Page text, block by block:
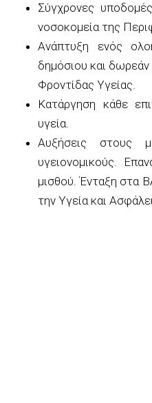
Σύγχρονες
νοσοκομεία της
Ανάπτυξη ενός
δημόσιου και
Φροντίδας Υγείας.
Κατάργηση κάθε
υγεία.
Αυξήσεις στους
υγειονομικούς.
μισθού. Ένταξη στα
την Υγεία και